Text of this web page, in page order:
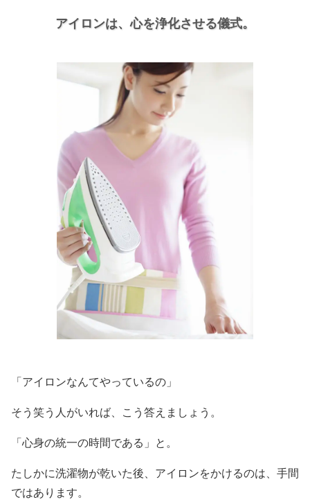
アイロンは、心を浄化させる儀式。
「アイロンなんてやっているの」
そう笑う人がいれば、こう答えましょう。
「心身の統一の時間である」と。
たしかに洗濯物が乾いた後、アイロンをかけるのは、手間
ではあります。